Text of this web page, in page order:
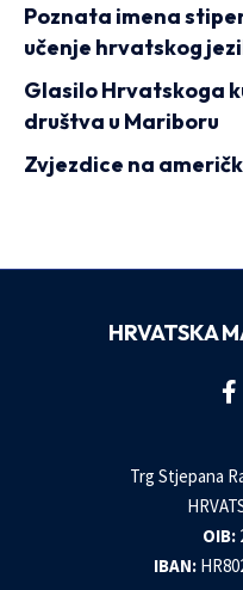
Poznata imena
učenje hrvatskog
Glasilo Hrvatskoga
društva u Mariboru
Zvjezdice na
HRVATSKA
Trg Stjepana
OIB:
IBAN: